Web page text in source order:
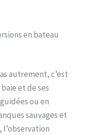
en bateau
autrement, c’est
et de ses
ou en
sauvages et
l’observation